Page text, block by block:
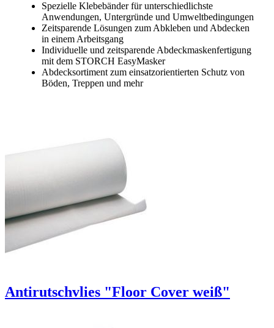
Spezielle Klebebänder für unterschiedlichste
Anwendungen, Untergründe und Umweltbedingungen
Zeitsparende Lösungen zum Abkleben und Abdecken
in einem Arbeitsgang
Individuelle und zeitsparende Abdeckmaskenfertigung
mit dem STORCH EasyMasker
Abdecksortiment zum einsatzorientierten Schutz von
Böden, Treppen und mehr
Antirutschvlies "Floor Cover weiß"